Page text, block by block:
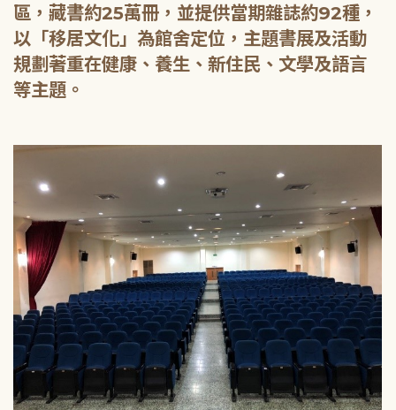
區，藏書約25萬冊，並提供當期雜誌約92種，
以「移居文化」為館舍定位，主題書展及活動
規劃著重在健康、養生、新住民、文學及語言
等主題。